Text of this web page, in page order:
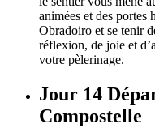
animées et des portes
Obradoiro et se tenir
réflexion, de joie et
votre pèlerinage.
Jour 14
Compostelle